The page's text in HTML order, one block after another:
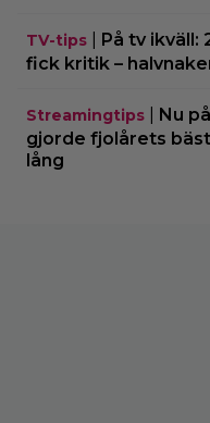
TV-tips
På tv ikväll:
fick kritik –
Streamingtips
Nu
gjorde fjolårets
lång